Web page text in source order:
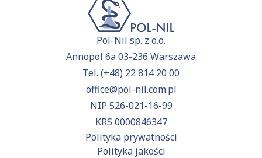
Pol-Nil sp. z o.o.
Annopol 6a 03-236 Warszawa
Tel. (+48) 22 814 20 00
office@pol-nil.com.pl
NIP 526-021-16-99
KRS 0000846347
Polityka prywatności
Polityka jakości